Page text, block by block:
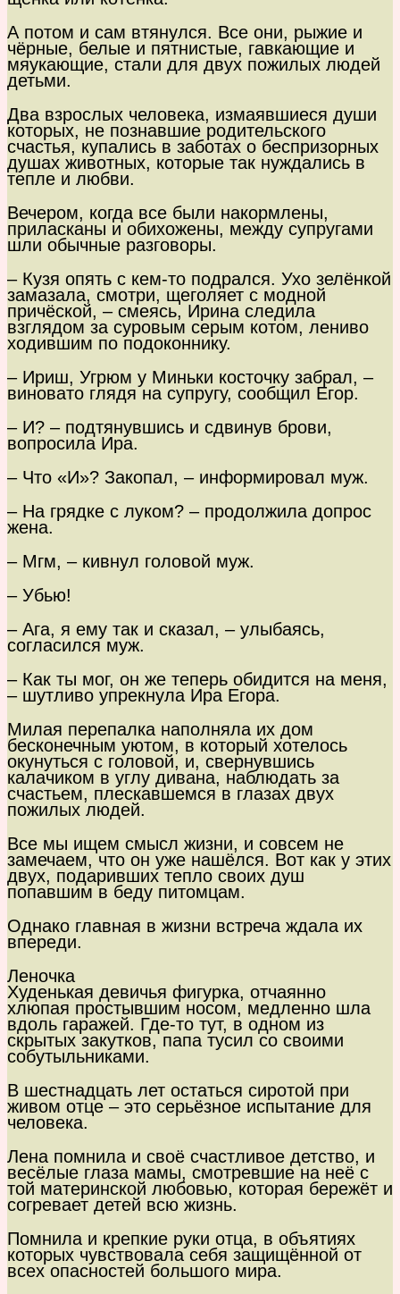
А потом и сам втянулся. Все они, рыжие и
чёрные, белые и пятнистые, гавкающие и
мяукающие, стали для двух пожилых людей
детьми.
Два взрослых человека, измаявшиеся души
которых, не познавшие родительского
счастья, купались в заботах о беспризорных
душах животных, которые так нуждались в
тепле и любви.
Вечером, когда все были накормлены,
приласканы и обихожены, между супругами
шли обычные разговоры.
– Кузя опять с кем-то подрался. Ухо зелёнкой
замазала, смотри, щеголяет с модной
причёской, – смеясь, Ирина следила
взглядом за суровым серым котом, лениво
ходившим по подоконнику.
– Ириш, Угрюм у Миньки косточку забрал, –
виновато глядя на супругу, сообщил Егор.
– И? – подтянувшись и сдвинув брови,
вопросила Ира.
– Что «И»? Закопал, – информировал муж.
– На грядке с луком? – продолжила допрос
жена.
– Мгм, – кивнул головой муж.
– Убью!
– Ага, я ему так и сказал, – улыбаясь,
согласился муж.
– Как ты мог, он же теперь обидится на меня,
– шутливо упрекнула Ира Егора.
Милая перепалка наполняла их дом
бесконечным уютом, в который хотелось
окунуться с головой, и, свернувшись
калачиком в углу дивана, наблюдать за
счастьем, плескавшемся в глазах двух
пожилых людей.
Все мы ищем смысл жизни, и совсем не
замечаем, что он уже нашёлся. Вот как у этих
двух, подаривших тепло своих душ
попавшим в беду питомцам.
Однако главная в жизни встреча ждала их
впереди.
Леночка
Худенькая девичья фигурка, отчаянно
хлюпая простывшим носом, медленно шла
вдоль гаражей. Где-то тут, в одном из
скрытых закутков, папа тусил со своими
собутыльниками.
В шестнадцать лет остаться сиротой при
живом отце – это серьёзное испытание для
человека.
Лена помнила и своё счастливое детство, и
весёлые глаза мамы, смотревшие на неё с
той материнской любовью, которая бережёт и
согревает детей всю жизнь.
Помнила и крепкие руки отца, в объятиях
которых чувствовала себя защищённой от
всех опасностей большого мира.